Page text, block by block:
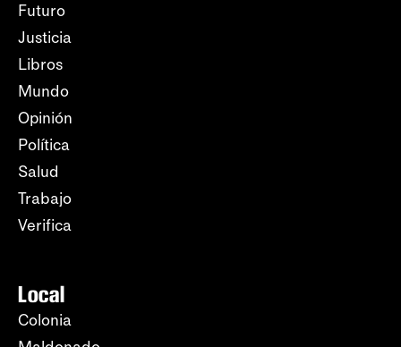
Futuro
Justicia
Libros
Mundo
Opinión
Política
Salud
Trabajo
Verifica
Local
Colonia